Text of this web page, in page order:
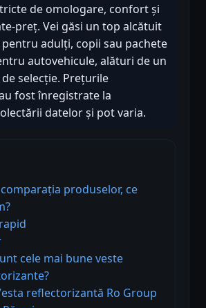
de omologare, confort și
preț. Vei găsi un top alcătuit
adulți, copii sau pachete
autovehicule, alături de un
selecție. Prețurile
fost înregistrate la
datelor și pot varia.
produselor, ce
cele mai bune veste
reflectorizantă Ro Group